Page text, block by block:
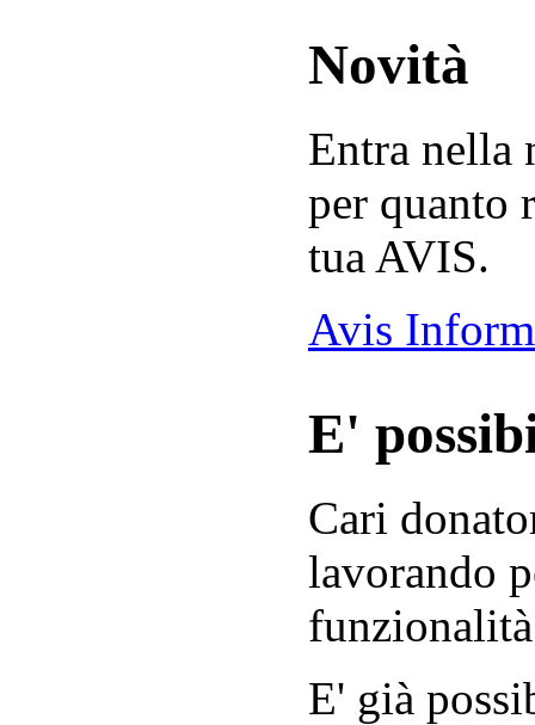
Novità
Entra nella
per quanto
tua AVIS.
Avis
E'
Cari
lavorando
E' già